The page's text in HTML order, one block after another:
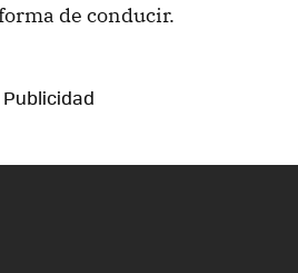
de conducir.